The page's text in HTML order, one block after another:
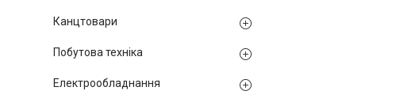
Канцтовари
Побутова техніка
Електрообладнання